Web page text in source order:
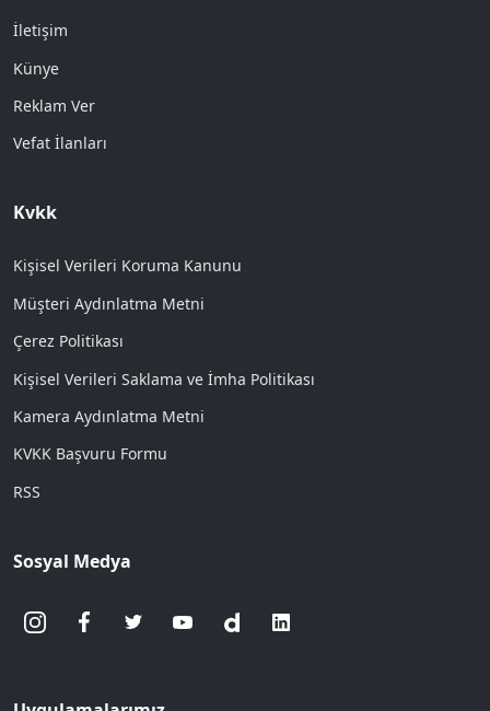
İletişim
Künye
Reklam Ver
Vefat İlanları
Kvkk
Kişisel Verileri Koruma Kanunu
Müşteri Aydınlatma Metni
Çerez Politikası
Kişisel Verileri Saklama ve İmha Politikası
Kamera Aydınlatma Metni
KVKK Başvuru Formu
RSS
Sosyal Medya